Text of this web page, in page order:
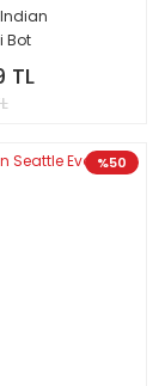
Bot
TL
%50